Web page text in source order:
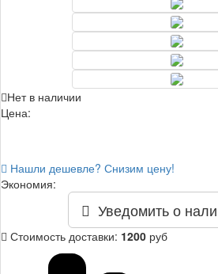
Нет в наличии
Цена:
Нашли дешевле? Снизим цену!
Экономия:
Уведомить о
Стоимость доставки: 1200 руб